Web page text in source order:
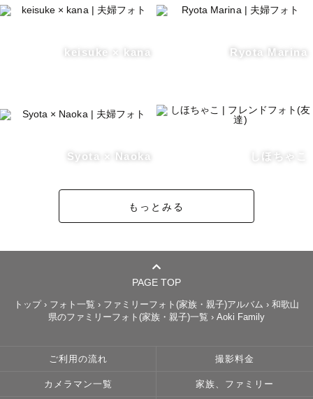
keisuke × kana Ryota Marina
Syota × Naoka しほちゃこ
もっとみる
PAGE TOP
トップ › フォト一覧 › ファミリーフォト(家族・親子)アルバム › 和歌山
県のファミリーフォト(家族・親子)一覧 › Aoki Family
ご利用の流れ 撮影料金
カメラマン一覧 家族、ファミリー